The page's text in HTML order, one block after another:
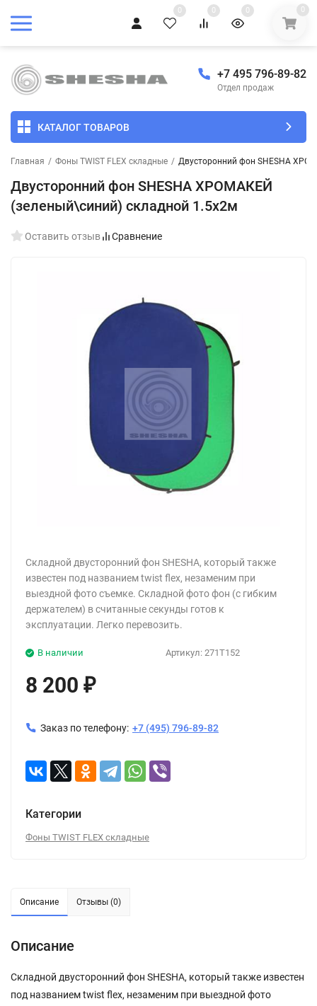
0 0 0 0
+7 495 796-89-82
Отдел продаж
КАТАЛОГ ТОВАРОВ
Главная / Фоны TWIST FLEX складные / Двусторонний фон SHESHA
Двусторонний фон SHESHA ХРОМАКЕЙ
(зеленый\синий) складной 1.5х2м
Оставить отзыв Сравнение
Складной двусторонний фон SHESHA, который также
известен под названием twist flex, незаменим при
выездной фото съемке. Складной фото фон (с гибким
держателем) в считанные секунды готов к
эксплуатации. Легко перевозить.
Артикул: 271T152
В наличии
8 200 ₽
Заказ по телефону: +7 (495) 796-89-82
Категории
Фоны TWIST FLEX складные
Описание Отзывы (0)
Описание
Складной двусторонний фон SHESHA, который также известен
под названием twist flex, незаменим при выездной фото